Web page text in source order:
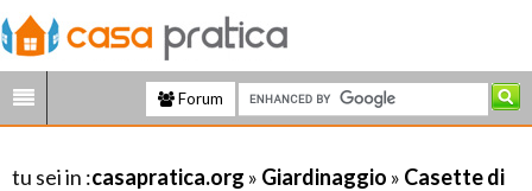
Forum
tu sei in :casapratica.org » Giardinaggio » Casette di